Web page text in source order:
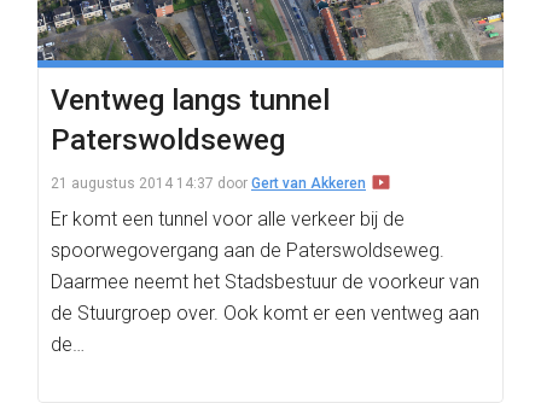
Ventweg langs tunnel
Paterswoldseweg
21 augustus 2014 14:37 door Gert van Akkeren
Er komt een tunnel voor alle verkeer bij de
spoorwegovergang aan de Paterswoldseweg.
Daarmee neemt het Stadsbestuur de voorkeur van
de Stuurgroep over. Ook komt er een ventweg aan
de…